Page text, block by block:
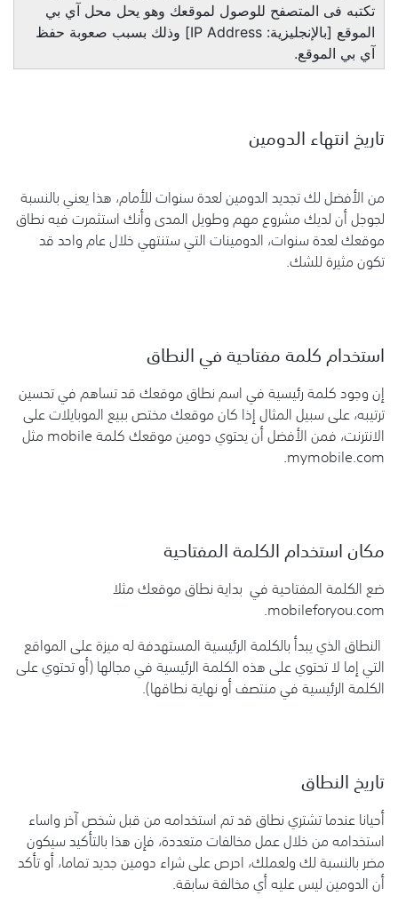
تكتبه فى المتصفح للوصول لموقعك وهو يحل محل آي بي
الموقع [بالإنجليزية: IP Address] وذلك بسبب صعوبة حفظ
آي بي الموقع.
تاريخ انتهاء الدومين
من الأفضل لك تجديد الدومين لعدة سنوات للأمام، هذا يعني بالنسبة
لجوجل أن لديك مشروع مهم وطويل المدى وأنك استثمرت فيه نطاق
موقعك لعدة سنوات، الدومينات التي ستنتهي خلال عام واحد قد
تكون مثيرة للشك.
استخدام كلمة مفتاحية في النطاق
إن وجود كلمة رئيسية في اسم نطاق موقعك قد تساهم في تحسين
ترتيبه، على سبيل المثال إذا كان موقعك مختص ببيع الموبايلات على
الانترنت، فمن الأفضل أن يحتوي دومين موقعك كلمة mobile مثل
mymobile.com.
مكان استخدام الكلمة المفتاحية
ضع الكلمة المفتاحية في بداية نطاق موقعك مثلا
mobileforyou.com.
النطاق الذي يبدأ بالكلمة الرئيسية المستهدفة له ميزة على المواقع
التي إما لا تحتوي على هذه الكلمة الرئيسية في مجالها (أو تحتوي على
الكلمة الرئيسية في منتصف أو نهاية نطاقها).
تاريخ النطاق
أحيانا عندما تشتري نطاق قد تم استخدامه من قبل شخص آخر واساء
استخدامه من خلال عمل مخالفات متعددة، فإن هذا بالتأكيد سيكون
مضر بالنسبة لك ولعملك، احرص على شراء دومين جديد تماما، أو تأكد
أن الدومين ليس عليه أي مخالفة سابقة.